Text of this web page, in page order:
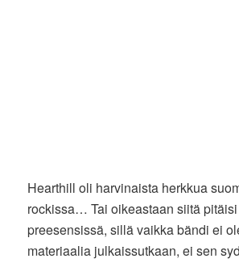
Hearthill oli harvinaista herkkua
rockissa… Tai oikeastaan siitä
preesensissä, sillä vaikka bändi ei
materiaalia julkaissutkaan, ei sen